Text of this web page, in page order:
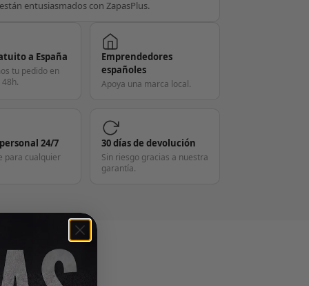
están entusiasmados con ZapasPlus.
a España
tu pedido en
Emprendedores
españoles
Apoya una marca local.
24/7
para cualquier
30 días de devolución
Sin riesgo gracias a nuestra
garantía.